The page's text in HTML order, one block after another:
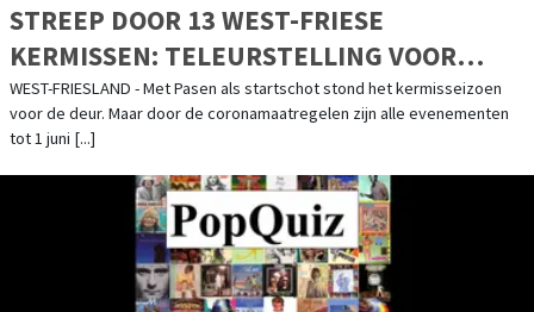
STREEP DOOR 13 WEST-FRIESE
KERMISSEN: TELEURSTELLING VOOR
INWONERS EN FINANCIËLE KLAP VOOR
KROEGEN
WEST-FRIESLAND - Met Pasen als startschot stond het kermisseizoen
voor de deur. Maar door de coronamaatregelen zijn alle evenementen
tot 1 juni [...]